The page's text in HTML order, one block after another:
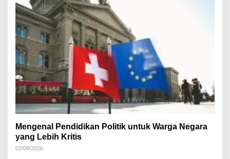
Mengenal Pendidikan Politik untuk Warga Negara
yang Lebih Kritis
02/08/2026